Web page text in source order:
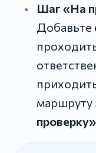
Шаг «На
Добавьте
маршруту
проверку»